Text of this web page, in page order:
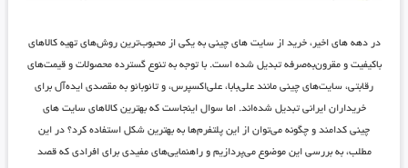
در دهه های اخیر، خرید از سایت های چینی به یکی از محبوب‌ترین روش‌های تهیه کالاهای
باکیفیت و مقرون‌به‌صرفه تبدیل شده است. با توجه به تنوع گسترده محصولات و قیمت‌های
رقابتی، سایت‌های چینی مانند علی‌بابا، علی‌اکسپرس، و تائوبائو به مقصدی ایده‌آل برای
خریداران ایرانی تبدیل شده‌اند. اما سوال اینجاست که بهترین کالاهای سایت های
چینی کدامند و چگونه می‌توان از این پلتفرم‌ها به بهترین شکل استفاده کرد؟ در این
مطلب، به بررسی این موضوع می‌پردازیم و راهنمایی‌های مفیدی برای افرادی که قصد